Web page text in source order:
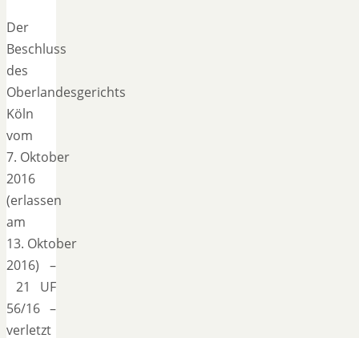
Der
Beschluss
des
Oberlandesgerichts
Köln
vom
7. Oktober
2016
(erlassen
am
13. Oktober
2016) –
21 UF
56/16 –
verletzt